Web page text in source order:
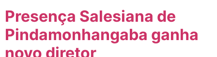
Presença Salesiana de
Pindamonhangaba ganha
novo diretor